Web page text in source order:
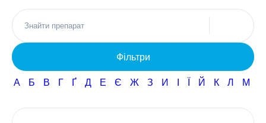
Неврологія
Фармаконагляд
Кар'єра Фільтри
А Б В Г Ґ Д Е Є Ж З И І Ї Й К Л М